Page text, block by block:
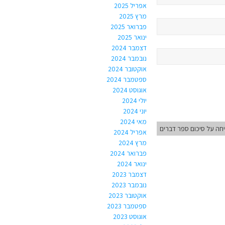
על סיכום ספר דברים
אפריל 2025
מרץ 2025
פברואר 2025
ינואר 2025
דצמבר 2024
נובמבר 2024
אוקטובר 2024
ספטמבר 2024
אוגוסט 2024
יולי 2024
יוני 2024
מאי 2024
אפריל 2024
מרץ 2024
פברואר 2024
ינואר 2024
דצמבר 2023
נובמבר 2023
אוקטובר 2023
ספטמבר 2023
אוגוסט 2023